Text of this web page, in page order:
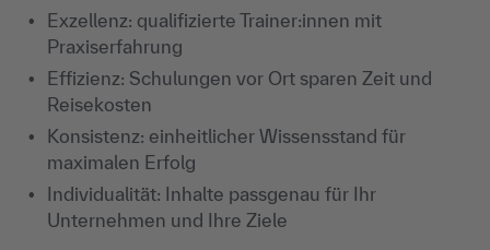
Exzellenz: qualifizierte Trainer:innen mit
Praxiserfahrung
Effizienz: Schulungen vor Ort sparen Zeit und
Reisekosten
Konsistenz: einheitlicher Wissensstand für
maximalen Erfolg
Individualität: Inhalte passgenau für Ihr
Unternehmen und Ihre Ziele